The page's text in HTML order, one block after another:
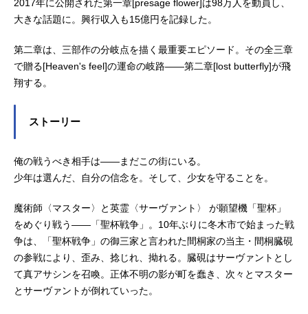
2017年に公開された第一章[presage flower]は98万人を動員し、
大きな話題に。興行収入も15億円を記録した。
第二章は、三部作の分岐点を描く最重要エピソード。その全三章
で贈る[Heaven's feel]の運命の岐路――第二章[lost butterfly]が飛
翔する。
ストーリー
俺の戦うべき相手は――まだこの街にいる。
少年は選んだ、自分の信念を。そして、少女を守ることを。
魔術師〈マスター〉と英霊〈サーヴァント〉 が願望機「聖杯」
をめぐり戦う――「聖杯戦争」。10年ぶりに冬木市で始まった戦
争は、「聖杯戦争」の御三家と言われた間桐家の当主・間桐臓硯
の参戦により、歪み、捻じれ、拗れる。臓硯はサーヴァントとし
て真アサシンを召喚。正体不明の影が町を蠢き、次々とマスター
とサーヴァントが倒れていった。